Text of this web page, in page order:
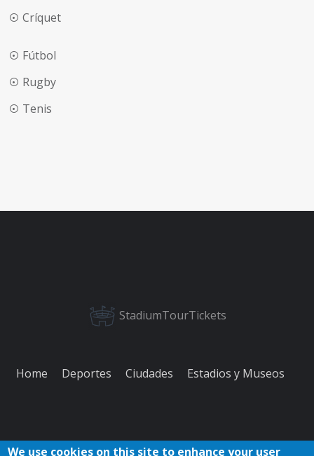
Críquet
Fútbol
Rugby
Tenis
StadiumTourTickets
Home Deportes Ciudades Estadios y Museos
We use cookies on this site to enhance your user